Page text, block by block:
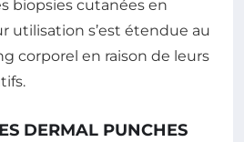
biopsies cutanées en
utilisation s’est étendue au
corporel en raison de leurs
DERMAL PUNCHES